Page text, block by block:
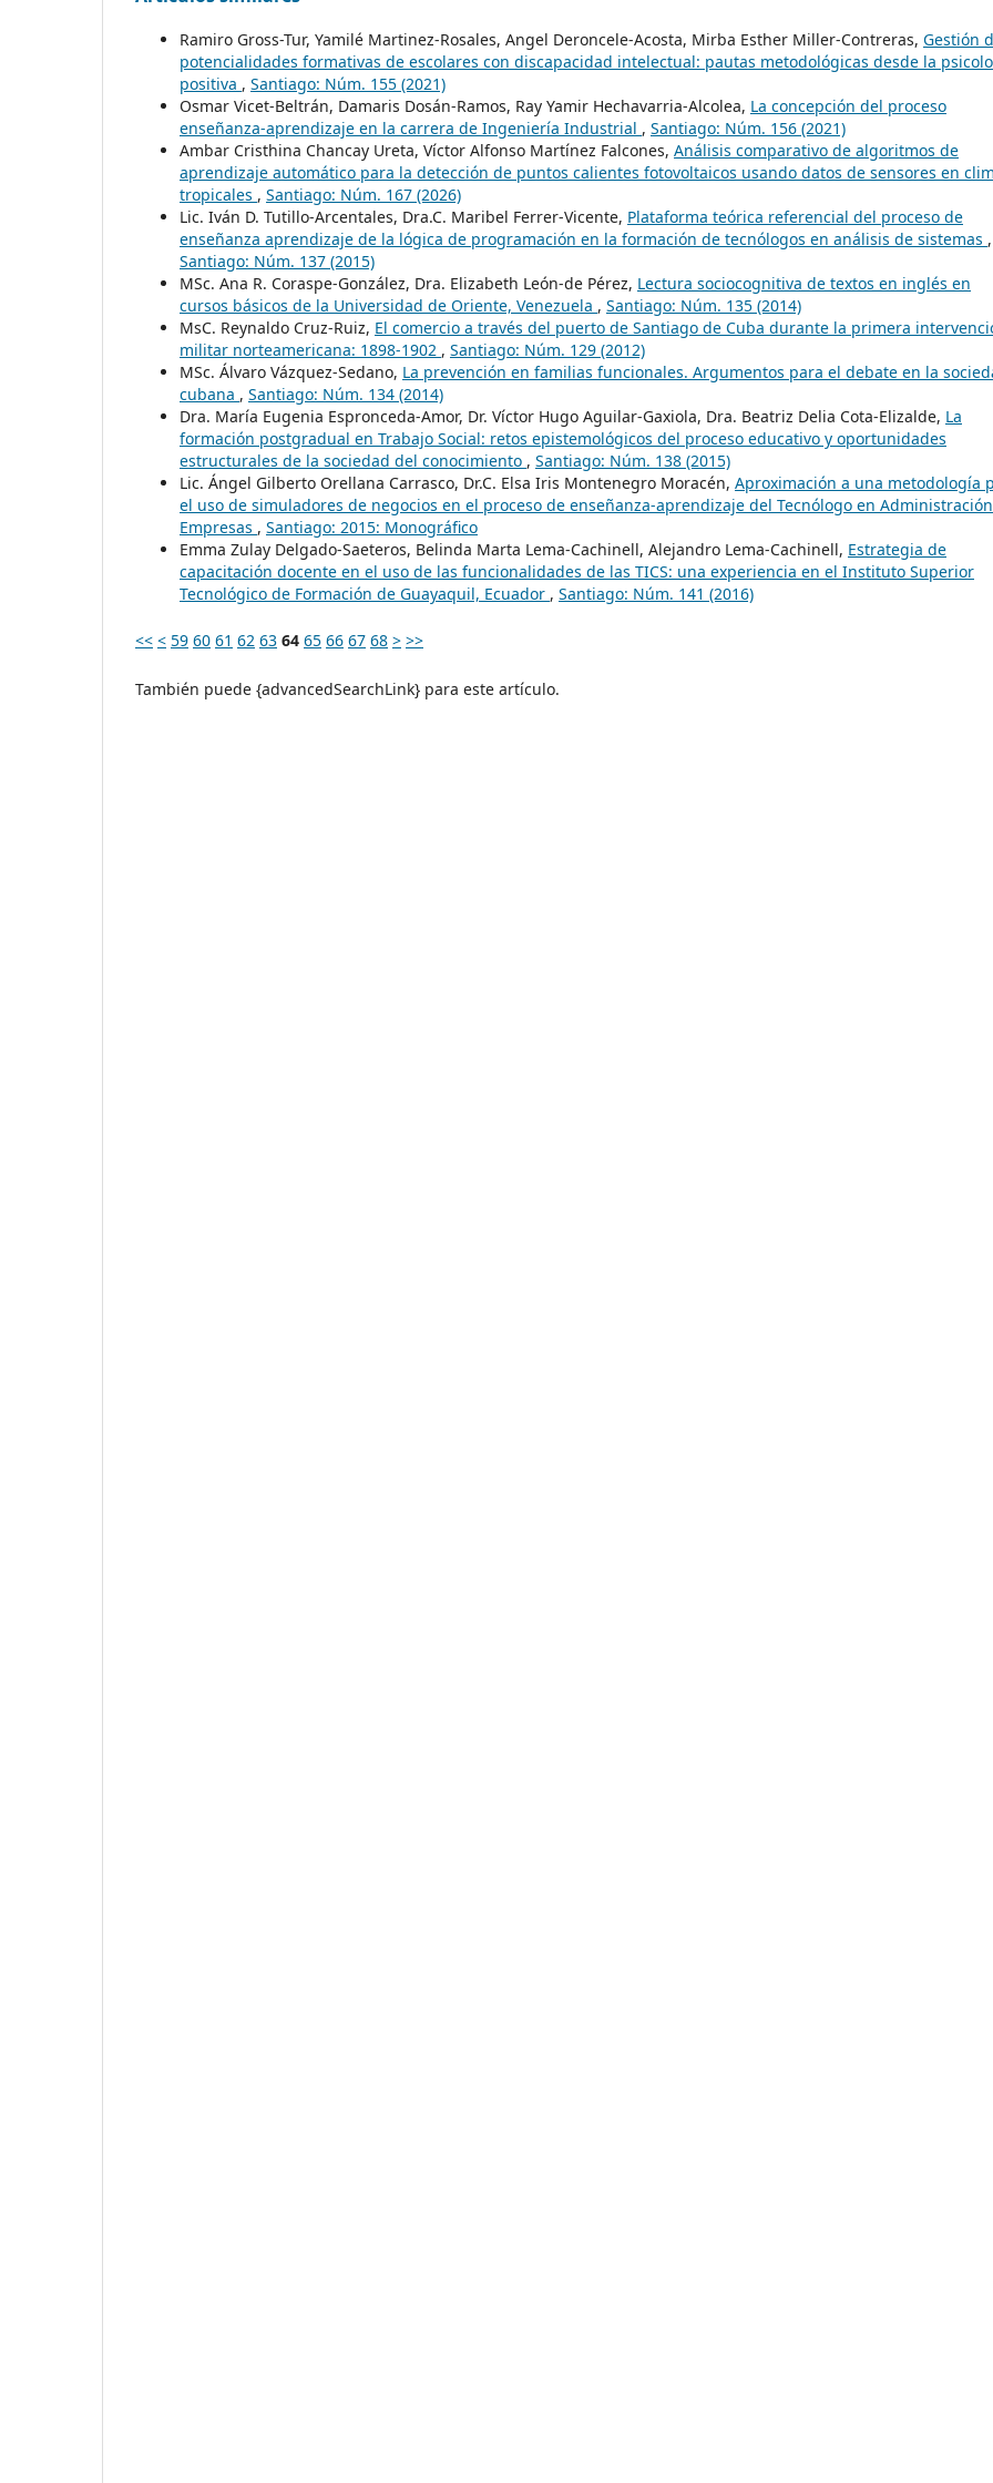
Ramiro Gross-Tur, Yamilé Martinez-Rosales, Angel Deroncele-Acosta, Mirba Esther Miller-Contreras, Gestión
potencialidades formativas de escolares con discapacidad intelectual: pautas metodológicas desde la
positiva , Santiago: Núm. 155 (2021)
Osmar Vicet-Beltrán, Damaris Dosán-Ramos, Ray Yamir Hechavarria-Alcolea, La concepción del proceso
enseñanza-aprendizaje en la carrera de Ingeniería Industrial , Santiago: Núm. 156 (2021)
Ambar Cristhina Chancay Ureta, Víctor Alfonso Martínez Falcones, Análisis comparativo de algoritmos de
aprendizaje automático para la detección de puntos calientes fotovoltaicos usando datos de sensores en
tropicales , Santiago: Núm. 167 (2026)
Lic. Iván D. Tutillo-Arcentales, Dra.C. Maribel Ferrer-Vicente, Plataforma teórica referencial del proceso de
enseñanza aprendizaje de la lógica de programación en la formación de tecnólogos en análisis de sistemas ,
Santiago: Núm. 137 (2015)
MSc. Ana R. Coraspe-González, Dra. Elizabeth León-de Pérez, Lectura sociocognitiva de textos en inglés en
cursos básicos de la Universidad de Oriente, Venezuela , Santiago: Núm. 135 (2014)
MsC. Reynaldo Cruz-Ruiz, El comercio a través del puerto de Santiago de Cuba durante la primera
militar norteamericana: 1898-1902 , Santiago: Núm. 129 (2012)
MSc. Álvaro Vázquez-Sedano, La prevención en familias funcionales. Argumentos para el debate en la
cubana , Santiago: Núm. 134 (2014)
Dra. María Eugenia Espronceda-Amor, Dr. Víctor Hugo Aguilar-Gaxiola, Dra. Beatriz Delia Cota-Elizalde, La
formación postgradual en Trabajo Social: retos epistemológicos del proceso educativo y oportunidades
estructurales de la sociedad del conocimiento , Santiago: Núm. 138 (2015)
Lic. Ángel Gilberto Orellana Carrasco, Dr.C. Elsa Iris Montenegro Moracén, Aproximación a una metodología
el uso de simuladores de negocios en el proceso de enseñanza-aprendizaje del Tecnólogo en
Empresas , Santiago: 2015: Monográfico
Emma Zulay Delgado-Saeteros, Belinda Marta Lema-Cachinell, Alejandro Lema-Cachinell, Estrategia de
capacitación docente en el uso de las funcionalidades de las TICS: una experiencia en el Instituto Superior
Tecnológico de Formación de Guayaquil, Ecuador , Santiago: Núm. 141 (2016)
<< < 59 60 61 62 63 64 65 66 67 68 > >>
También puede {advancedSearchLink} para este artículo.